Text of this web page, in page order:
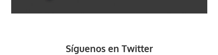
Síguenos en Twitter